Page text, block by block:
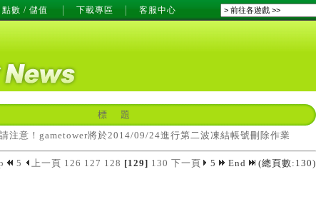
點數 / 儲值 下載專區 客服中心
標 題
請注意！gametower將於2014/09/24進行第二波凍結帳號刪除作業
5 上一頁 126 127 128 [129] 130 下一頁 5 End (總頁數:130)